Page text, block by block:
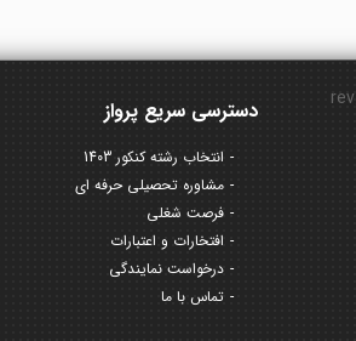
دسترسی سریع پرواز
انتخاب رشته کنکور 1403
مشاوره تحصیلی حرفه ای
فرصت شغلی
افتخارات و اعتبارات
درخواست نمایندگی
تماس با ما